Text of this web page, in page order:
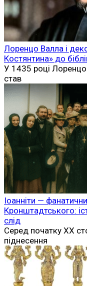
Лоренцо Валла і
Костянтина» до
У 1435 році
став
Іоанніти —
Кронштадтського:
слід
Серед початку XX
піднесення